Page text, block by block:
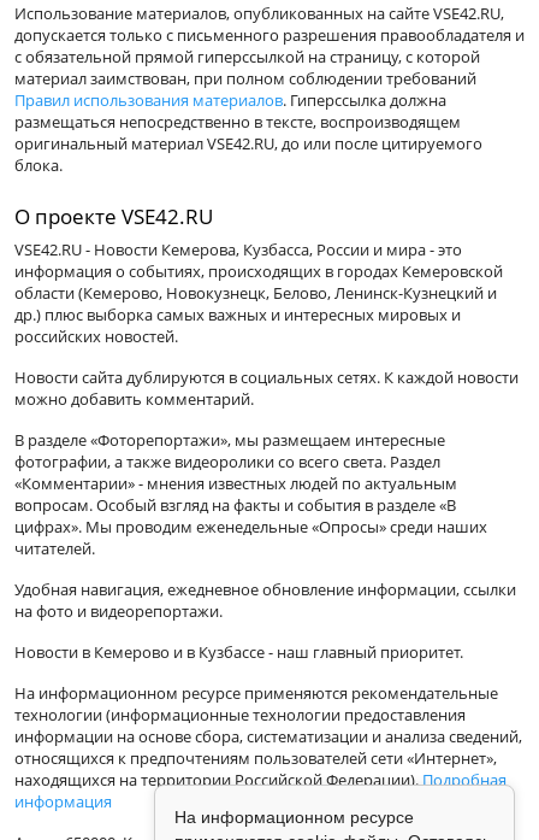
Использование материалов, опубликованных на сайте VSE42.RU,
допускается только с письменного разрешения правообладателя и
с обязательной прямой гиперссылкой на страницу, с которой
материал заимствован, при полном соблюдении требований
Правил использования материалов. Гиперссылка должна
размещаться непосредственно в тексте, воспроизводящем
оригинальный материал VSE42.RU, до или после цитируемого
блока.
О проекте VSE42.RU
VSE42.RU - Новости Кемерова, Кузбасса, России и мира - это
информация о событиях, происходящих в городах Кемеровской
области (Кемерово, Новокузнецк, Белово, Ленинск-Кузнецкий и
др.) плюс выборка самых важных и интересных мировых и
российских новостей.
Новости сайта дублируются в социальных сетях. К каждой новости
можно добавить комментарий.
В разделе «Фоторепортажи», мы размещаем интересные
фотографии, а также видеоролики со всего света. Раздел
«Комментарии» - мнения известных людей по актуальным
вопросам. Особый взгляд на факты и события в разделе «В
цифрах». Мы проводим еженедельные «Опросы» среди наших
читателей.
Удобная навигация, ежедневное обновление информации, ссылки
на фото и видеорепортажи.
Новости в Кемерово и в Кузбассе - наш главный приоритет.
На информационном ресурсе применяются рекомендательные
технологии (информационные технологии предоставления
информации на основе сбора, систематизации и анализа сведений,
относящихся к предпочтениям пользователей сети «Интернет»,
находящихся на территории Российской Федерации). Подробная
информация
На информационном ресурсе